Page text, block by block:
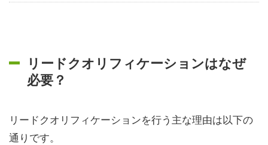
リードクオリフィケーションはなぜ
必要？
リードクオリフィケーションを行う主な理由は以下の
通りです。